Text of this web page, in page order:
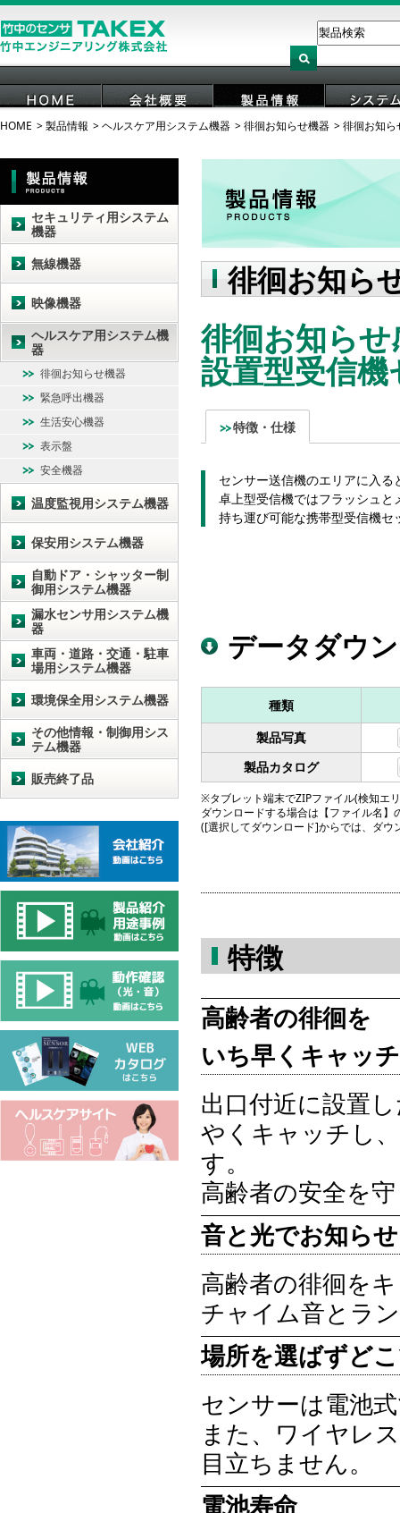
HOME 会社概要 製品情報 システ
HOME 製品情報 ヘルスケア用システム機器 徘徊お知らせ機器 徘徊お知ら
徘徊お知ら
徘徊お知ら
設置型受信
特徴・仕様
センサー送信機のエリアに入
卓上型受信機ではフラッシュ
持ち運び可能な携帯型受信機セ
データダウ
種類
製品写真
製品カタログ
※タブレット端末でZIPファイル(検知エ
ダウンロードする場合は【ファイル名
([選択してダウンロード]からでは、ダ
特徴
高齢者の徘徊を
いち早くキャッチ
出口付近に設置
やくキャッチし
す。
高齢者の安全を
音と光でお知らせ
高齢者の徘徊を
チャイム音とラ
場所を選ばずど
センサーは電池
また、ワイヤレ
目立ちません。
電池寿命
セキュリティ用システム
機器
無線機器
映像機器
ヘルスケア用システム機
器
徘徊お知らせ機器
緊急呼出機器
生活安心機器
表示盤
安全機器
温度監視用システム機器
保安用システム機器
自動ドア・シャッター制
御用システム機器
漏水センサ用システム機
器
車両・道路・交通・駐車
場用システム機器
環境保全用システム機器
その他情報・制御用シス
テム機器
販売終了品